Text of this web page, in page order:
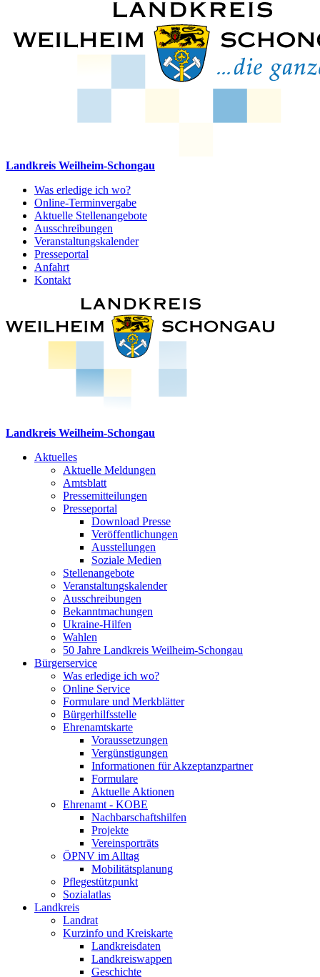
Landkreis Weilheim-Schongau
Was erledige ich wo?
Online-Terminvergabe
Aktuelle Stellenangebote
Ausschreibungen
Veranstaltungskalender
Presseportal
Anfahrt
Kontakt
Landkreis Weilheim-Schongau
Aktuelles
Aktuelle Meldungen
Amtsblatt
Pressemitteilungen
Presseportal
Download Presse
Veröffentlichungen
Ausstellungen
Soziale Medien
Stellenangebote
Veranstaltungskalender
Ausschreibungen
Bekanntmachungen
Ukraine-Hilfen
Wahlen
50 Jahre Landkreis Weilheim-Schongau
Bürgerservice
Was erledige ich wo?
Online Service
Formulare und Merkblätter
Bürgerhilfsstelle
Ehrenamtskarte
Voraussetzungen
Vergünstigungen
Informationen für Akzeptanzpartner
Formulare
Aktuelle Aktionen
Ehrenamt - KOBE
Nachbarschaftshilfen
Projekte
Vereinsporträts
ÖPNV im Alltag
Mobilitätsplanung
Pflegestützpunkt
Sozialatlas
Landkreis
Landrat
Kurzinfo und Kreiskarte
Landkreisdaten
Landkreiswappen
Geschichte